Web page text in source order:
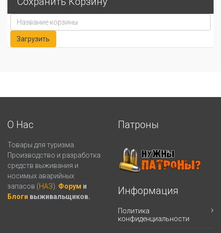
О Нас
Товары для туризма.
Производство и разработка
средств выживания и
носимых аварийных
запасов (НАЗ). Форум и
Блоги выживальщиков.
Патроны
Информация
Политика
конфиденциальности